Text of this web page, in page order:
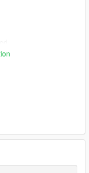
Into The Spooner